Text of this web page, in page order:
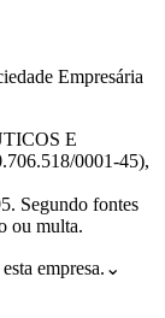
Empresária
E
0001-45),
Segundo fontes
ou multa.
empresa. ⌄